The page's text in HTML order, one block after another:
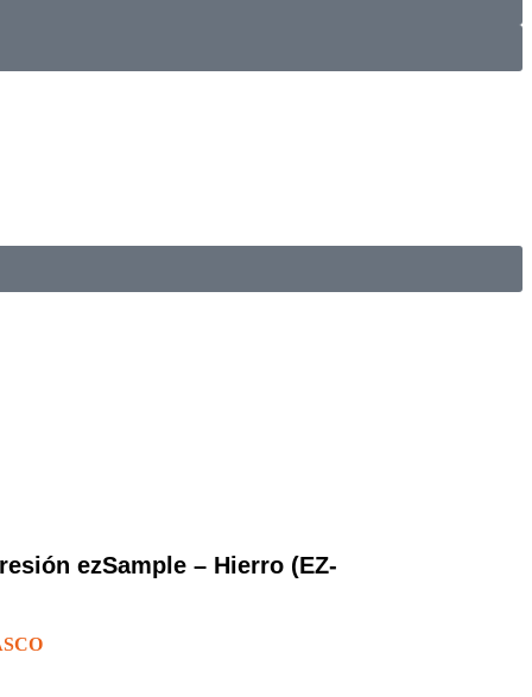
ezSample – Hierro (EZ-